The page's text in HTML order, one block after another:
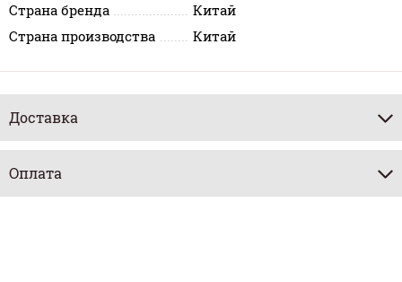
Страна бренда
Китай
Страна производства
Китай
Доставка
Оплата